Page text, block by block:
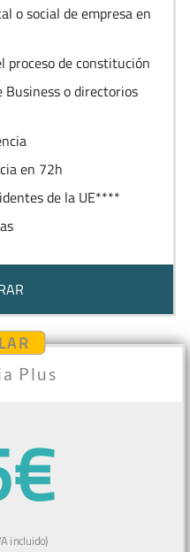
o social de empresa en
proceso de constitución
Business o directorios
en 72h
de la UE****
Plus
incluido)